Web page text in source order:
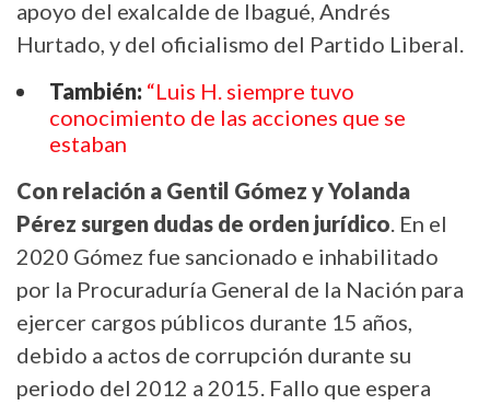
apoyo del exalcalde de Ibagué, Andrés
Hurtado, y del oficialismo del Partido Liberal.
También: “Luis H. siempre tuvo
conocimiento de las acciones que se
estaban
Con relación a Gentil Gómez y Yolanda
Pérez surgen dudas de orden jurídico. En el
2020 Gómez fue sancionado e inhabilitado
por la Procuraduría General de la Nación para
ejercer cargos públicos durante 15 años,
debido a actos de corrupción durante su
periodo del 2012 a 2015. Fallo que espera